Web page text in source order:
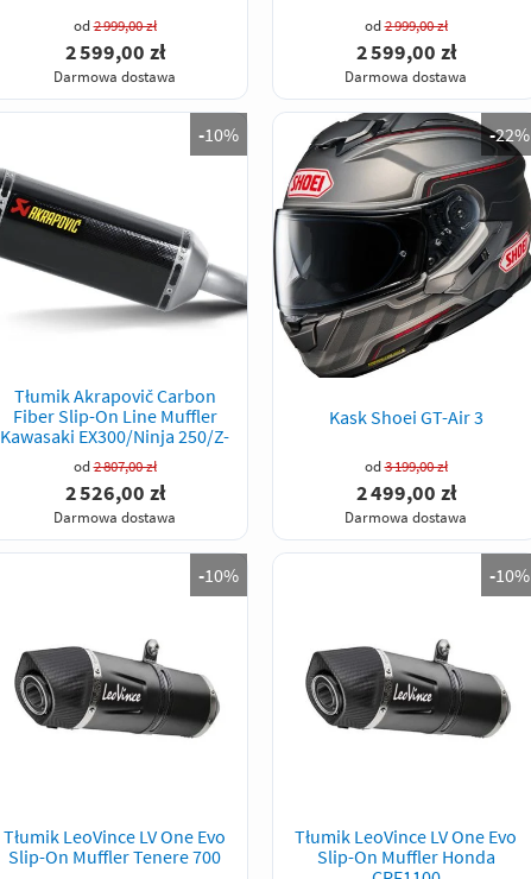
od2 999,00 zł
2 599,00 zł
Darmowa dostawa
od2 999,00 zł
2 599,00 zł
Darmowa dostawa
-10%
Tłumik Akrapovič Carbon
Fiber Slip-On Line Muffler
Kawasaki EX300/Ninja 250/Z-
250/Z-300
od2 807,00 zł
2 526,00 zł
Darmowa dostawa
-22%
Kask Shoei GT-Air 3
od3 199,00 zł
2 499,00 zł
Darmowa dostawa
-10%
Tłumik LeoVince LV One Evo
Slip-On Muffler Tenere 700
-10%
Tłumik LeoVince LV One Evo
Slip-On Muffler Honda